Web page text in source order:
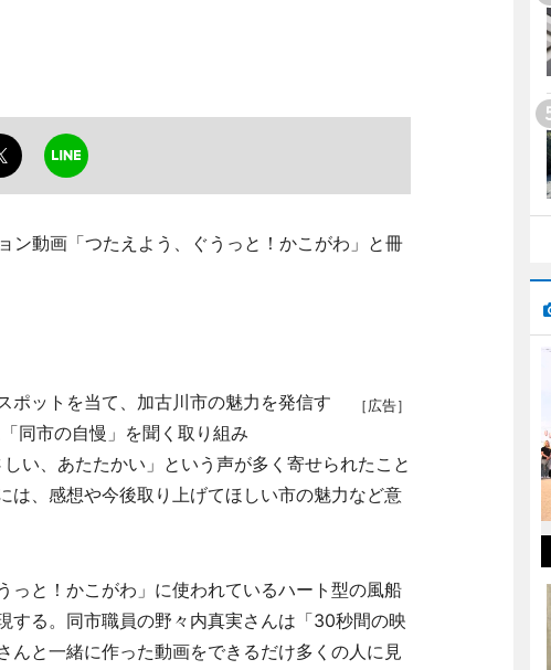
動画「つたえよう、ぐうっと！かこがわ」と冊
［広告］
ットを当て、加古川市の魅力を発信す
同市の自慢」を聞く取り組み
い、あたたかい」という声が多く寄せられたこと
は、感想や今後取り上げてほしい市の魅力など意
と！かこがわ」に使われているハート型の風船
する。同市職員の野々内真実さんは「30秒間の映
と一緒に作った動画をできるだけ多くの人に見